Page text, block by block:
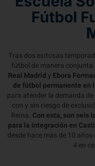
Fútbol
Tras dos exitosas
fútbol de manera conjunta
Real Madrid y Ebora
de fútbol permanente en
para atender la demanda
con y sin riesgo de
Reina. Con esta, son seis
para la integración en
desde hace más de 10
4 en